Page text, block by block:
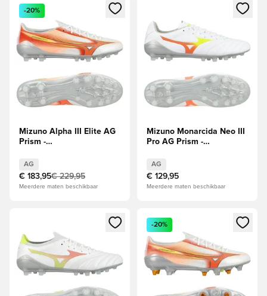
Opent een venster om in te loggen of je aan te melden als
-20%
Mizuno Alpha III Elite AG
Prism -
AG
€ 183,95€ 229,95
Meerdere maten beschikbaar
Opent een venster om in te
Mizuno Monarcida Neo III
Pro AG Prism -
AG
€ 129,95
Meerdere maten beschikbaar
Opent een venster om in te loggen of je aan te melden als
Opent een venster om in te
-20%